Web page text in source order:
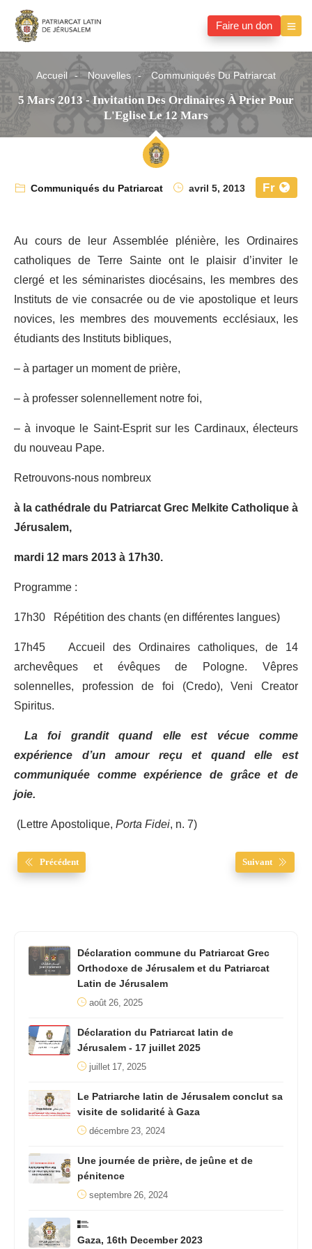
Faire un don
Accueil Nouvelles Communiqués Du Patriarcat
5 Mars 2013 - Invitation Des Ordinaires À Prier Pour
L'Eglise Le 12 Mars
Communiqués du Patriarcat avril 5, 2013 Fr
Au cours de leur Assemblée plénière, les Ordinaires
catholiques de Terre Sainte ont le plaisir d’inviter le
clergé et les séminaristes diocésains, les membres des
Instituts de vie consacrée ou de vie apostolique et leurs
novices, les membres des mouvements ecclésiaux, les
étudiants des Instituts bibliques,
– à partager un moment de prière,
– à professer solennellement notre foi,
– à invoque le Saint-Esprit sur les Cardinaux, électeurs
du nouveau Pape.
Retrouvons-nous nombreux
à la cathédrale du Patriarcat Grec Melkite Catholique à
Jérusalem,
mardi 12 mars 2013 à 17h30.
Programme :
17h30 Répétition des chants (en différentes langues)
17h45 Accueil des Ordinaires catholiques, de 14
archevêques et évêques de Pologne. Vêpres
solennelles, profession de foi (Credo), Veni Creator
Spiritus.
La foi grandit quand elle est vécue comme
expérience d’un amour reçu et quand elle est
communiquée comme expérience de grâce et de
joie.
(Lettre Apostolique,Porta Fidei, n. 7)
Précédent Suivant
Déclaration commune du Patriarcat Grec
Orthodoxe de Jérusalem et du Patriarcat
Latin de Jérusalem
août 26, 2025
Déclaration du Patriarcat latin de
Jérusalem - 17 juillet 2025
juillet 17, 2025
Le Patriarche latin de Jérusalem conclut sa
visite de solidarité à Gaza
décembre 23, 2024
Une journée de prière, de jeûne et de
pénitence
septembre 26, 2024
Gaza, 16th December 2023